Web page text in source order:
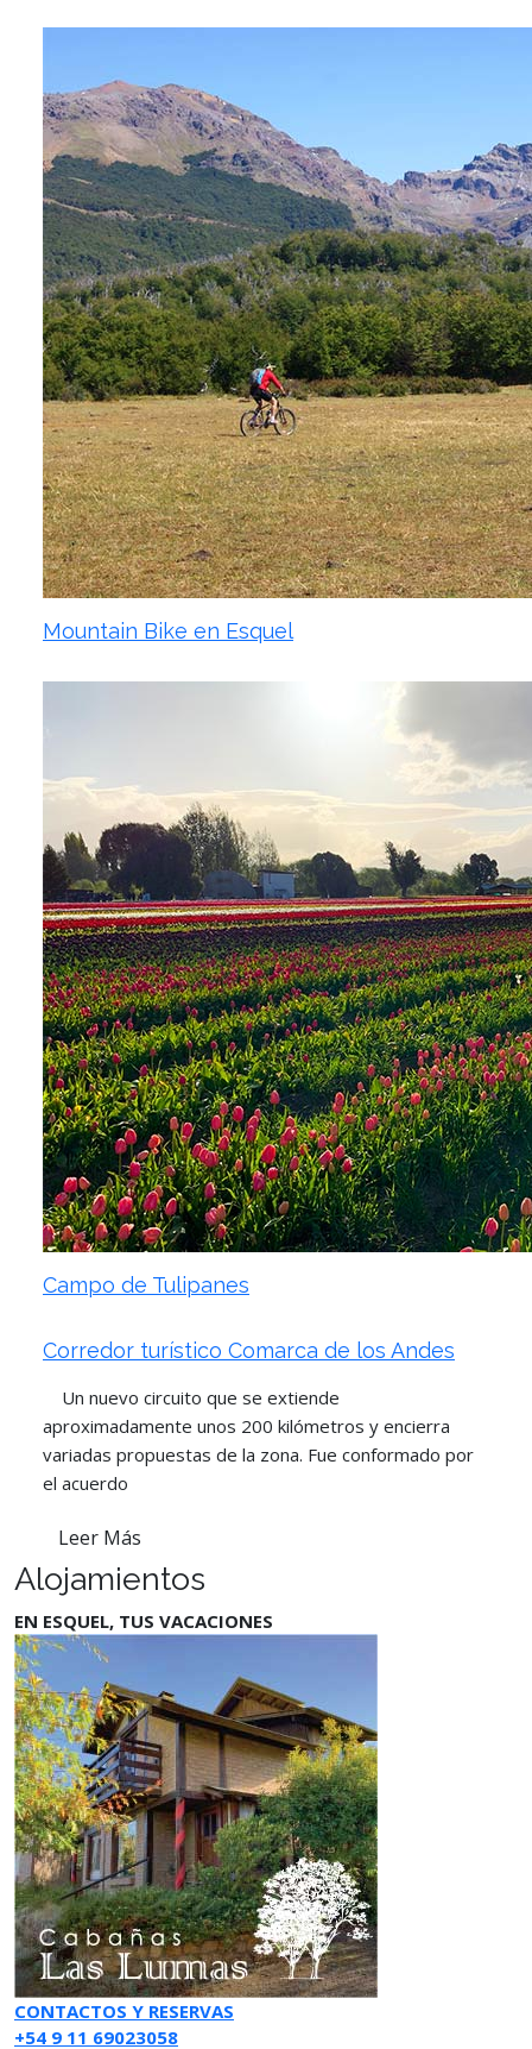
Mountain Bike en Esquel
Campo de Tulipanes
Corredor turístico Comarca de los Andes
Un nuevo circuito que se extiende
aproximadamente unos 200 kilómetros y encierra
variadas propuestas de la zona. Fue conformado por
el acuerdo
Leer Más
Alojamientos
EN ESQUEL, TUS VACACIONES
CONTACTOS Y RESERVAS
+54 9 11 69023058